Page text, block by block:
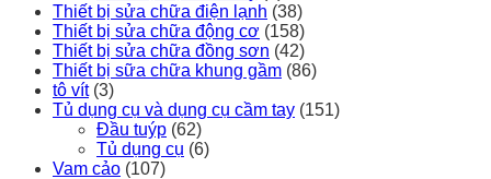
Thiết bị sửa chữa điện lạnh (38)
Thiết bị sửa chữa động cơ (158)
Thiết bị sửa chữa đồng sơn (42)
Thiết bị sữa chữa khung gầm (86)
tô vít (3)
Tủ dụng cụ và dụng cụ cầm tay (151)
Đầu tuýp (62)
Tủ dụng cụ (6)
Vam cảo (107)